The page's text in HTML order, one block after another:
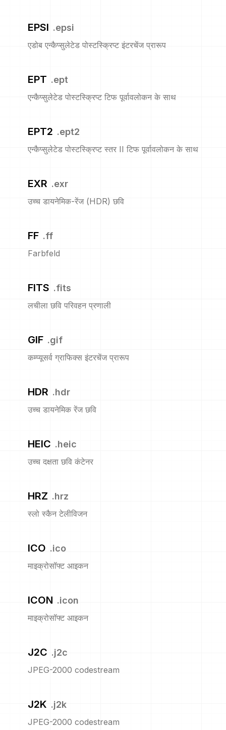
EPSI .epsi
एडोब एन्कैप्सुलेटेड पोस्टस्क्रिप्ट इंटरचेंज प्रारूप
EPT .ept
एन्कैप्सुलेटेड पोस्टस्क्रिप्ट टिफ पूर्वावलोकन के साथ
EPT2 .ept2
एन्कैप्सुलेटेड पोस्टस्क्रिप्ट स्तर II टिफ पूर्वावलोकन के साथ
EXR .exr
उच्च डायनेमिक-रेंज (HDR) छवि
FF .ff
Farbfeld
FITS .fits
लचीला छवि परिवहन प्रणाली
GIF .gif
कम्प्यूसर्व ग्राफिक्स इंटरचेंज प्रारूप
HDR .hdr
उच्च डायनेमिक रेंज छवि
HEIC .heic
उच्च दक्षता छवि कंटेनर
HRZ .hrz
स्लो स्कैन टेलीविजन
ICO .ico
माइक्रोसॉफ्ट आइकन
ICON .icon
माइक्रोसॉफ्ट आइकन
J2C .j2c
JPEG-2000 codestream
J2K .j2k
JPEG-2000 codestream